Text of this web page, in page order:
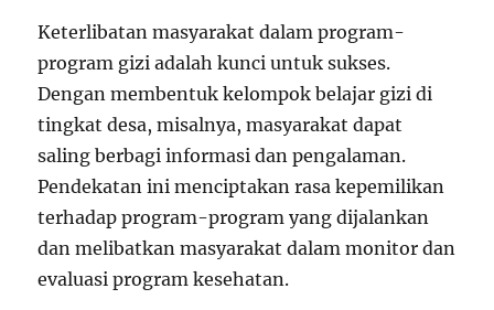
Keterlibatan masyarakat dalam program-
program gizi adalah kunci untuk sukses.
Dengan membentuk kelompok belajar gizi di
tingkat desa, misalnya, masyarakat dapat
saling berbagi informasi dan pengalaman.
Pendekatan ini menciptakan rasa kepemilikan
terhadap program-program yang dijalankan
dan melibatkan masyarakat dalam monitor dan
evaluasi program kesehatan.